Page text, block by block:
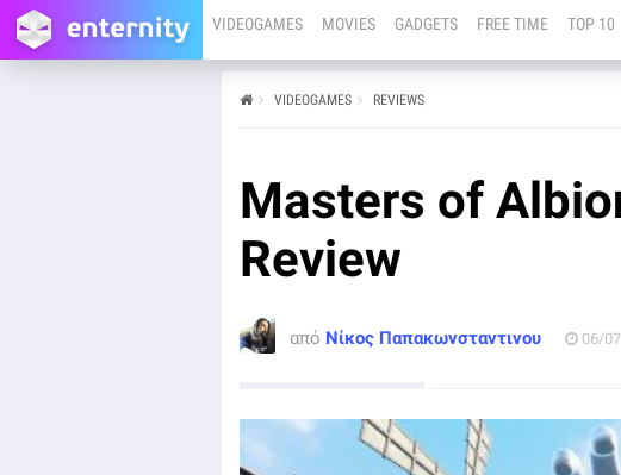
VIDEOGAMES MOVIES GADGETS FREE TIME TOP 10
VIDEOGAMES REVIEWS
Masters of
Review
από Νίκος Παπακωνσταντινου 06/07
Νίκος Παπακωνσταντινου
Για το Masters of Albion δεν υπάρχει κάποια αλλόκοτη
υπόσχεση ή κάποιος δυσθεώρητος στόχος. Το μόνο
που υπάρχει είναι η δέσμευση στο ότι θα παραμείνει
σε Early Access για ένα χρόνο, κατά τον οποίο το